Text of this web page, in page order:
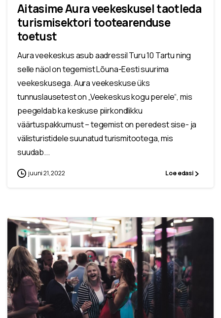
Aitasime Aura veekeskusel taotleda
turismisektori tootearenduse
toetust
Aura veekeskus asub aadressil Turu 10 Tartu ning
selle näol on tegemist Lõuna-Eesti suurima
veekeskusega. Aura veekeskuse üks
tunnuslausetest on „Veekeskus kogu perele“, mis
peegeldab ka keskuse piirkondlikku
väärtuspakkumust – tegemist on peredest sise- ja
välisturistidele suunatud turismitootega, mis
suudab...
juuni 21, 2022 Loe edasi